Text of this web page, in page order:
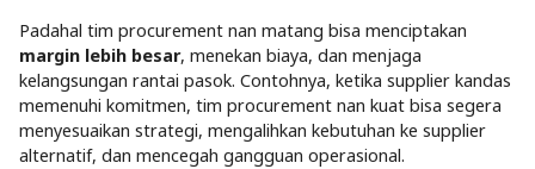
Padahal tim procurement nan matang bisa menciptakan
margin lebih besar, menekan biaya, dan menjaga
kelangsungan rantai pasok. Contohnya, ketika supplier kandas
memenuhi komitmen, tim procurement nan kuat bisa segera
menyesuaikan strategi, mengalihkan kebutuhan ke supplier
alternatif, dan mencegah gangguan operasional.